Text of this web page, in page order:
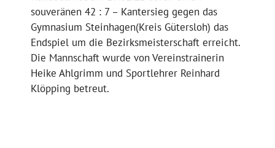
souveränen 42 : 7 – Kantersieg gegen das
Gymnasium Steinhagen(Kreis Gütersloh) das
Endspiel um die Bezirksmeisterschaft erreicht.
Die Mannschaft wurde von Vereinstrainerin
Heike Ahlgrimm und Sportlehrer Reinhard
Klöpping betreut.